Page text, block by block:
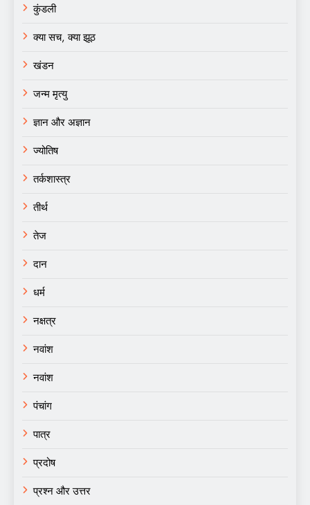
कुंडली
क्या सच, क्या झूठ
खंडन
जन्म मृत्यु
ज्ञान और अज्ञान
ज्योतिष
तर्कशास्त्र
तीर्थ
तेज
दान
धर्म
नक्षत्र
नवांश
नवांश
पंचांग
पात्र
प्रदोष
प्रश्न और उत्तर